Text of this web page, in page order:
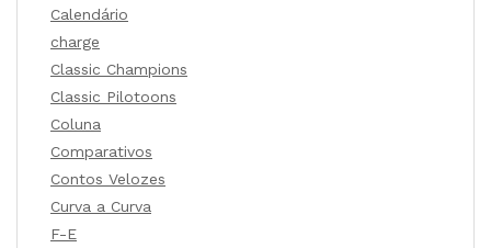
Calendário
charge
Classic Champions
Classic Pilotoons
Coluna
Comparativos
Contos Velozes
Curva a Curva
F-E